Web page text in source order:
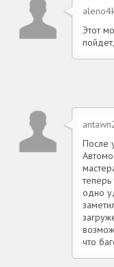
Этот
После
одно
что